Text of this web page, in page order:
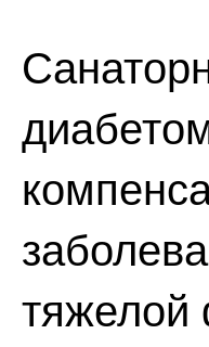
тяжелой